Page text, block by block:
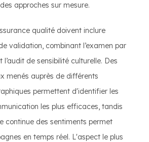
approches sur mesure.
qualité doivent inclure
validation, combinant l’examen par
de sensibilité culturelle. Des
menés auprès de différents
permettent d'identifier les
les plus efficaces, tandis
continue des sentiments permet
en temps réel. L'aspect le plus